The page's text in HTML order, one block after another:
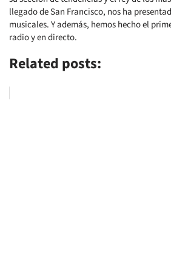
llegado de San Francisco, nos ha
musicales. Y además, hemos hecho el
radio y en directo.
Related posts: